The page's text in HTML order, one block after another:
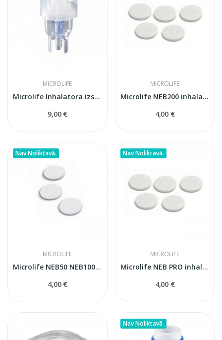
MICROLIFE
Microlife Inhalatora izsmidzinātāja trauciņš
9,00 €
MICROLIFE
Microlife NEB200 inhalatora filtri
4,00 €
Nav Noliktavā.
MICROLIFE
Microlife NEB50 NEB100 inhalatora filtri
4,00 €
Nav Noliktavā.
MICROLIFE
Microlife NEB PRO inhalatora filtri
4,00 €
Nav Noliktavā.